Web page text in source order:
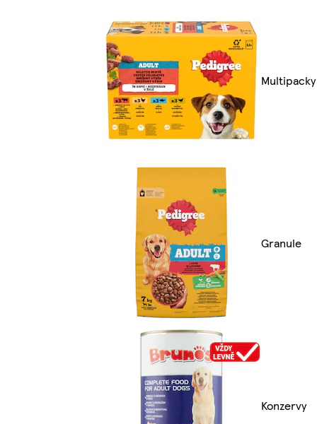
Multipacky
Granule
Konzervy